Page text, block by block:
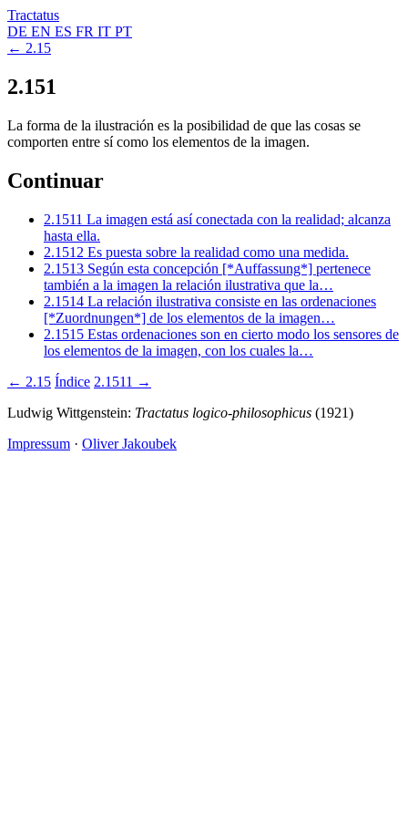
Tractatus
DE EN ES FR IT PT
← 2.15
2.151
La forma de la ilustración es la posibilidad de que las cosas se
comporten entre sí como los elementos de la imagen.
Continuar
2.1511 La imagen está así conectada con la realidad; alcanza
hasta ella.
2.1512 Es puesta sobre la realidad como una medida.
2.1513 Según esta concepción [*Auffassung*] pertenece
también a la imagen la relación ilustrativa que la…
2.1514 La relación ilustrativa consiste en las ordenaciones
[*Zuordnungen*] de los elementos de la imagen…
2.1515 Estas ordenaciones son en cierto modo los sensores de
los elementos de la imagen, con los cuales la…
← 2.15 Índice 2.1511 →
Ludwig Wittgenstein: Tractatus logico-philosophicus (1921)
Impressum · Oliver Jakoubek